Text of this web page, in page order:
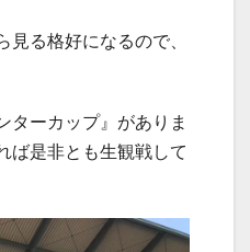
見る格好になるので、
ターカップ』がありま
ば是非とも生観戦して